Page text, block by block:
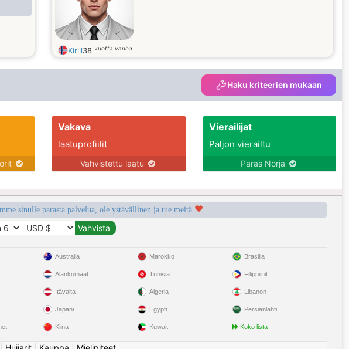
Kirill38 vuotta vanha
Haku kriteerien mukaan
Vakava
laatuprofiilit
Vahvistettu laatu
Vierailijat
Paljon vierailtu
Paras Norja
sinulle parasta palvelua, ole ystävällinen ja tue meitä
Australia
Alankomaat
Itävalta
Japani
Kiina
Marokko
Tunisia
Algeria
Egypti
Kuwait
Brasilia
Filippiinit
Libanon
Persianlahti
Koko lista